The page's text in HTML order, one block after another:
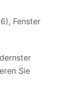
Fenster
Sie